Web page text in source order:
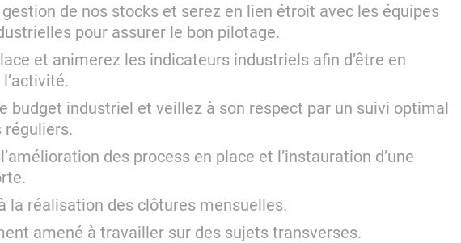
de nos stocks et serez en lien étroit avec les équipes
pour assurer le bon pilotage.
et animerez les indicateurs industriels afin d’être en
budget industriel et veillez à son respect par un suivi optimal
réguliers.
des process en place et l’instauration d’une
la réalisation des clôtures mensuelles.
amené à travailler sur des sujets transverses.